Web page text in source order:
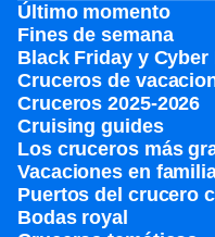
Último momento
Fines de semana
Black Friday y Cyber
Cruceros de
Cruceros 2025-2026
Cruising guides
Los cruceros más
Vacaciones en
Puertos del crucero
Bodas royal